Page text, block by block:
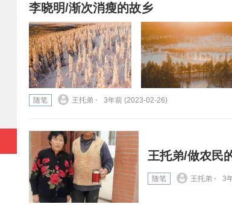
李晓明/渐次消瘦的故乡
随笔 王托弟 ⋅ 3年前 (2023-02-26)
王托弟/做农民
随笔 王托弟 ⋅ 3